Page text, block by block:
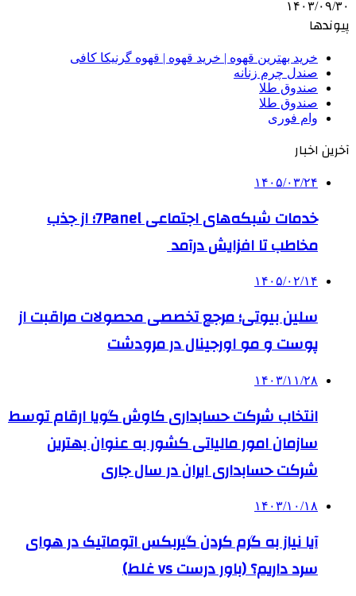
۱۴۰۳/۰۹/۳۰
پیوندها
خرید بهترین قهوه | خرید قهوه | قهوه گرنیکا کافی
صندل چرم زنانه
صندوق طلا
صندوق طلا
وام فوری
آخرین اخبار
۱۴۰۵/۰۳/۲۴
خدمات شبکه‌های اجتماعی 7Panel؛ از جذب
مخاطب تا افزایش درآمد
۱۴۰۵/۰۲/۱۴
سلین بیوتی؛ مرجع تخصصی محصولات مراقبت از
پوست و مو اورجینال در مرودشت
۱۴۰۳/۱۱/۲۸
انتخاب شرکت حسابداری کاوش گویا ارقام توسط
سازمان امور مالیاتی کشور به عنوان بهترین
شرکت حسابداری ایران در سال جاری
۱۴۰۳/۱۰/۱۸
آیا نیاز به گرم کردن گیربکس اتوماتیک در هوای
سرد داریم؟ (باور درست vs غلط)